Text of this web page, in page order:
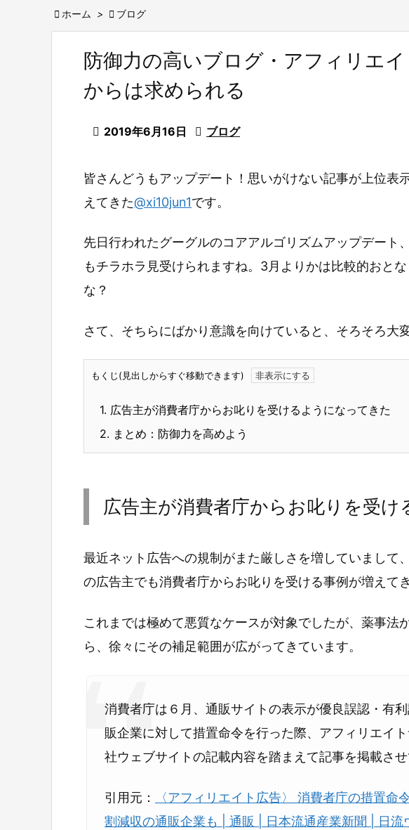
 ホーム >  ブログ
防御力の高いブログ・アフィリエ
からは求められる
 2019年6月16日  ブログ
皆さんどうもアップデート！思いがけない記事が上位表
えてきた@xi10jun1です。
先日行われたグーグルのコアアルゴリズムアップデート
もチラホラ見受けられますね。3月よりかは比較的おと
な？
さて、そちらにばかり意識を向けていると、そろそろ大
もくじ(見出しからすぐ移動できます)
1. 広告主が消費者庁からお叱りを受けるようになってきた
2. まとめ：防御力を高めよう
広告主が消費者庁からお叱りを受け
最近ネット広告への規制がまた厳しさを増していまして
の広告主でも消費者庁からお叱りを受ける事例が増えてき
これまでは極めて悪質なケースが対象でしたが、薬事法
ら、徐々にその補足範囲が広がってきています。
消費者庁は６月、通販サイトの表示が優良誤認・有
販企業に対して措置命令を行った際、アフィリエイ
社ウェブサイトの記載内容を踏まえて記事を掲載させ
引用元：
〈アフィリエイト広告〉 消費者庁の措置命
割減収の通販企業も | 通販 | 日本流通産業新聞 | 日流